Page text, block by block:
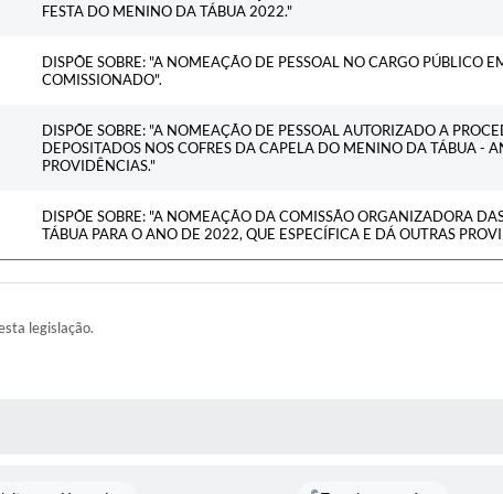
FESTA DO MENINO DA TÁBUA 2022."
DISPÕE SOBRE: "A NOMEAÇÃO DE PESSOAL NO CARGO PÚBLICO
COMISSIONADO".
DISPÕE SOBRE: "A NOMEAÇÃO DE PESSOAL AUTORIZADO A
DEPOSITADOS NOS COFRES DA CAPELA DO MENINO DA TÁBUA -
PROVIDÊNCIAS."
DISPÕE SOBRE: "A NOMEAÇÃO DA COMISSÃO ORGANIZADORA
TÁBUA PARA O ANO DE 2022, QUE ESPECÍFICA E DÁ OUTRAS
legislação.